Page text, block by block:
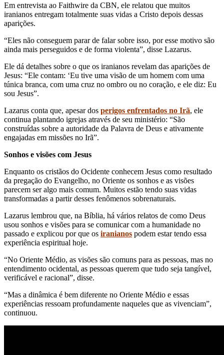
Em entrevista ao Faithwire da CBN, ele relatou que muitos
iranianos entregam totalmente suas vidas a Cristo depois dessas
aparições.
“Eles não conseguem parar de falar sobre isso, por esse motivo são
ainda mais perseguidos e de forma violenta”, disse Lazarus.
Ele dá detalhes sobre o que os iranianos revelam das aparições de
Jesus: “Ele contam: ‘Eu tive uma visão de um homem com uma
túnica branca, com uma cruz no ombro ou no coração, e ele diz: Eu
sou Jesus”.
Lazarus conta que, apesar dos perigos enfrentados no Irã, ele
continua plantando igrejas através de seu ministério: “São
construídas sobre a autoridade da Palavra de Deus e ativamente
engajadas em missões no Irã”.
Sonhos e visões com Jesus
Enquanto os cristãos do Ocidente conhecem Jesus como resultado
da pregação do Evangelho, no Oriente os sonhos e as visões
parecem ser algo mais comum. Muitos estão tendo suas vidas
transformadas a partir desses fenômenos sobrenaturais.
Lazarus lembrou que, na Bíblia, há vários relatos de como Deus
usou sonhos e visões para se comunicar com a humanidade no
passado e explicou por que os iranianos podem estar tendo essa
experiência espiritual hoje.
“No Oriente Médio, as visões são comuns para as pessoas, mas no
entendimento ocidental, as pessoas querem que tudo seja tangível,
verificável e racional”, disse.
“Mas a dinâmica é bem diferente no Oriente Médio e essas
experiências ressoam profundamente naqueles que as vivenciam”,
continuou.